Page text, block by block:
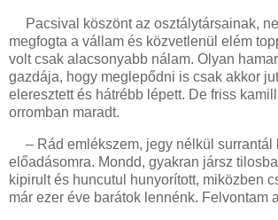
Pacsival köszönt az osztálytársainak,
megfogta a vállam és közvetlenül elém
volt csak alacsonyabb nálam. Olyan
gazdája, hogy meglepődni is csak akkor
eleresztett és hátrébb lépett. De friss
orromban maradt.
– Rád emlékszem, jegy nélkül surrantál
előadásomra. Mondd, gyakran jársz
kipirult és huncutul hunyorított, miközben
már ezer éve barátok lennénk. Felvontam